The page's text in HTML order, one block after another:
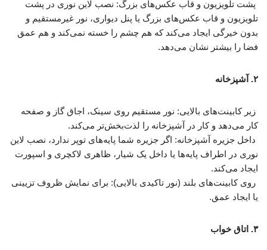
پشت تلویزیون و قاب عکس‌های بزرگ: نصب لاین نوری در پشت
تلویزیون و قاب عکس‌های بزرگ یا پنل دیواری، نور غیرمستقیم و
بدون خیرگی ایجاد می‌کند که هم چشم را خسته نمی‌کند و هم عمق
فضا را بیشتر نشان می‌دهد.
۲. آشپزخانه
زیر کابینت‌های بالایی: نور مستقیم روی سینک، اجاق گاز و صفحه
کار می‌دهد و کار در آشپزخانه را لذت‌بخش‌تر می‌کند.
داخل جزیره آشپزخانه: اگر جزیره شما پایه‌های توپر ندارد، نصب لاین
نوری در اطراف پایه‌ها یا داخل یک شیار، ظاهری لاکچری و اسپورت
ایجاد می‌کند.
روی کابینت‌های بلند (نور تاکیدی بالایی): برای نمایش ظروف تزیینی
یا ایجاد عمق.
۳. اتاق خواب